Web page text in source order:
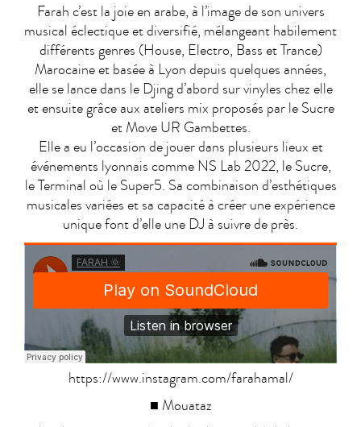
Farah c’est la joie en arabe, à l’image de son univers
musical éclectique et diversifié, mélangeant habilement
différents genres (House, Electro, Bass et Trance)
Marocaine et basée à Lyon depuis quelques années,
elle se lance dans le Djing d’abord sur vinyles chez elle
et ensuite grâce aux ateliers mix proposés par le Sucre
et Move UR Gambettes.
Elle a eu l’occasion de jouer dans plusieurs lieux et
événements lyonnais comme NS Lab 2022, le Sucre,
le Terminal où le Super5. Sa combinaison d’esthétiques
musicales variées et sa capacité à créer une expérience
unique font d’elle une DJ à suivre de près.
https://www.instagram.com/farahamal/
■ Mouataz